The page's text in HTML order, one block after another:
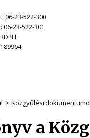
06-23-522-300
06-23-522-301
Közgyűlési
a